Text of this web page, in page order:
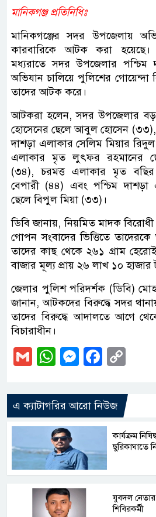
মানিকগঞ্জ প্রতিনিধিঃ
মানিকগঞ্জের সদর উপজেলায়
কারবারিকে আটক করা
মধ্যরাতে সদর উপজেলার পশ্চিম
অভিযান চালিয়ে পুলিশের গোয়েন্দা
তাদের আটক করে।
আটকরা হলেন, সদর উপজেলার
হোসেনের ছেলে আবুল হোসেন
দাশড়া এলাকার সেলিম মিয়ার
এলাকার মৃত লুৎফর রহমানের
(৩৪), চরমত্ত এলাকার মৃত বছির
বেপারী (৪৪) এবং পশ্চিম দাশড়া
ছেলে বিপুল মিয়া (৩৩)।
ডিবি জানায়, নিয়মিত মাদক
গোপন সংবাদের ভিত্তিতে
তাদের কাছ থেকে ২৬১ গ্রাম
বাজার মূল্য প্রায় ২৬ লাখ ১০ হাজার
জেলার পুলিশ পরিদর্শক (ডিবি)
জানান, আটকদের বিরুদ্ধে সদর
তাদের বিরুদ্ধে আদালতে আগে
বিচারাধীন।
GmailWhatsApp
এ ক্যাটাগরির আরো নিউজ
কার্যক্রম
ছুরিকাঘাতে
যুবদল নেতার
শিবিরকর্মী